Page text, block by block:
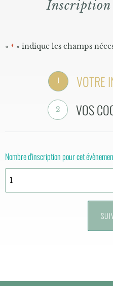
Inscription
« * » indique les champs
1 VOTRE
2 VOS
Nombre d'inscription pour cet